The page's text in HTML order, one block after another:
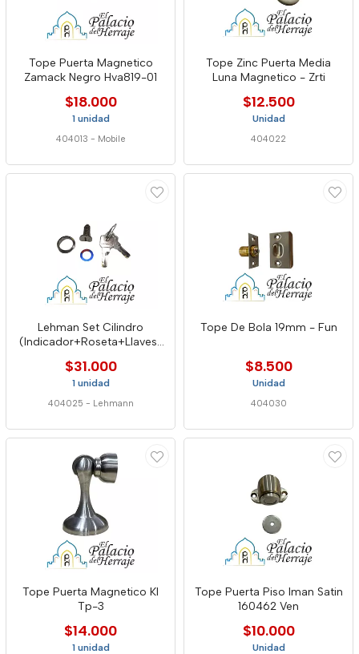
Tope Puerta Magnetico
Zamack Negro Hva819-01
$18.000
1 unidad
404013 - Mobile
Tope Zinc Puerta Media
Luna Magnetico - Zrti
$12.500
Unidad
404022
Lehman Set Cilindro
(Indicador+Roseta+Llaves)
$31.000
1 unidad
404025 - Lehmann
Tope De Bola 19mm - Fun
$8.500
Unidad
404030
Tope Puerta Magnetico Kl
Tp-3
$14.000
1 unidad
Tope Puerta Piso Iman Satin
160462 Ven
$10.000
Unidad